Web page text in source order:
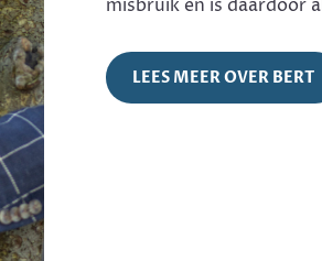
misbruik en is daardoor
LEES MEER OVER BERT